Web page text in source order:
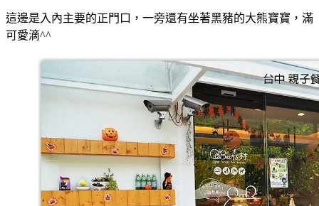
這邊是入內主要的正門口，一旁還有坐著黑豬的大熊寶寶，滿
可愛滴^^